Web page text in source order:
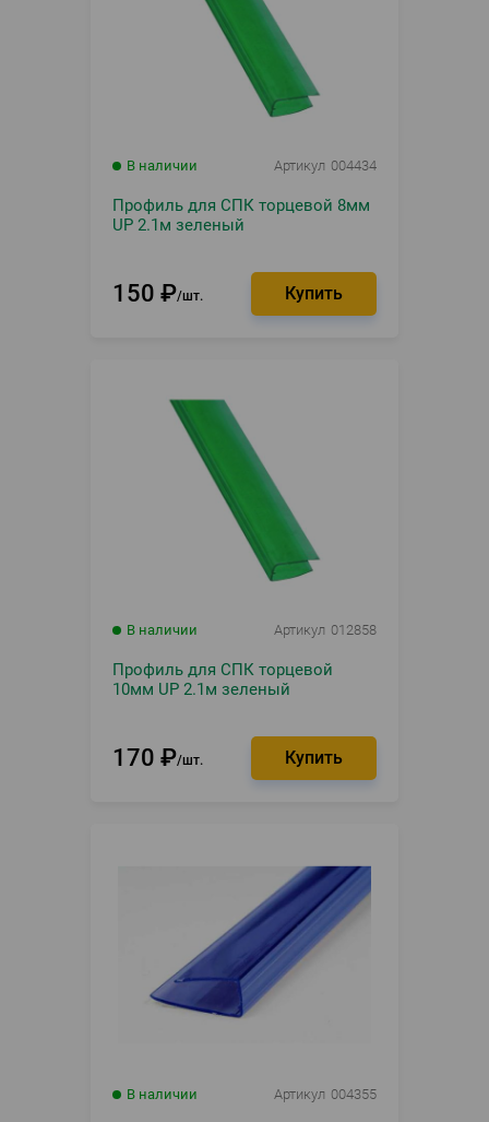
В наличии Артикул 004434
Профиль для СПК торцевой 8мм
UP 2.1м зеленый
150 ₽ шт.
В наличии Артикул 012858
Профиль для СПК торцевой
10мм UP 2.1м зеленый
170 ₽ шт.
В наличии Артикул 004355